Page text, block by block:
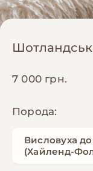
7 000 грн.
Порода:
Висловуха
(Хайленд-